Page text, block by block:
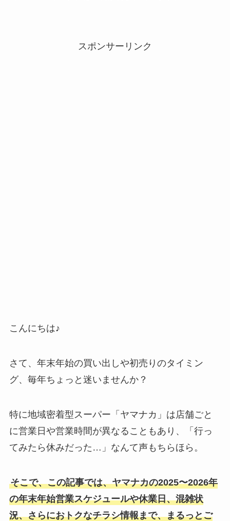
スポンサーリンク
こんにちは♪
さて、年末年始の買い出しや初売りのタイミン
グ、毎年ちょっと迷いませんか？
特に地域密着型スーパー「ヤマナカ」は店舗ごと
に営業日や営業時間が異なることもあり、「行っ
てみたら休みだった…」なんて声もちらほら。
そこで、この記事では、ヤマナカの2025〜2026年
の年末年始営業スケジュールや休業日、混雑状
況、さらにおトクなチラシ情報まで、まるっとご